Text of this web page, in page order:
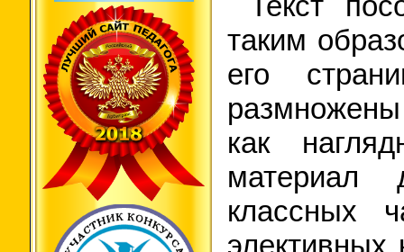
таким
его
как
классных
элективных